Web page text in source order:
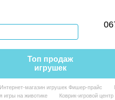
Топ продаж
игрушек
магазин игрушек Фишер-прайс
игры на животике
Коврик-игровой